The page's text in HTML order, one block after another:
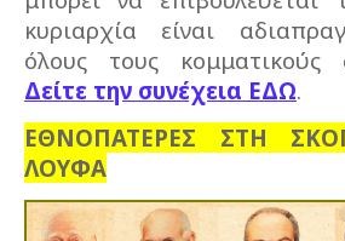
κυριαρχία είναι
όλους τους κομματικούς
Δείτε την συνέχεια ΕΔΩ.
ΕΘΝΟΠΑΤΕΡΕΣ ΣΤΗ
ΛΟΥΦΑ